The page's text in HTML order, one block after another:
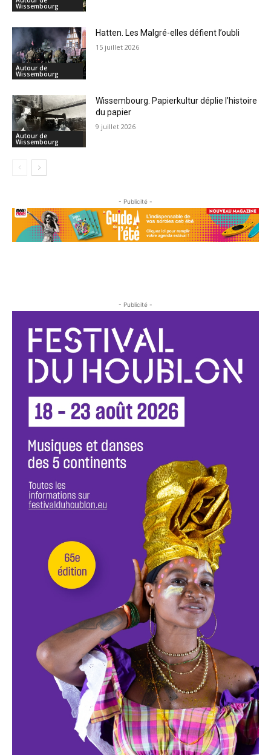
Wissembourg
Autour de
Wissembourg
Hatten. Les Malgré-elles défient l’oubli
15 juillet 2026
Autour de
Wissembourg
Wissembourg. Papierkultur déplie l’histoire
du papier
9 juillet 2026
- Publicité -
- Publicité -